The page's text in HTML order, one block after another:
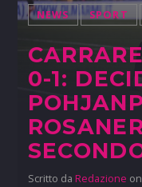
NEWS SPORT
0-1:
Scritto da Redazione